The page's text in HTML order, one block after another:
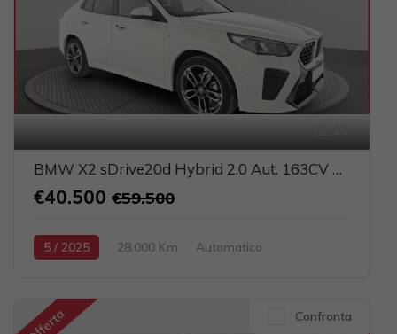
BMW X2 sDrive20d Hybrid 2.0 Aut. 163CV M Sport (FULL LED+PELLE+NAVI)
€40.500 €59.500
5 / 2025 28.000 Km
Automatico
1995cc 150CV / 110KW
Confronta